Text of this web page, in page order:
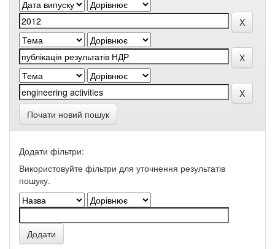
Почати новий пошук
Додати фільтри:
Використовуйте фільтри для уточнення результатів
пошуку.